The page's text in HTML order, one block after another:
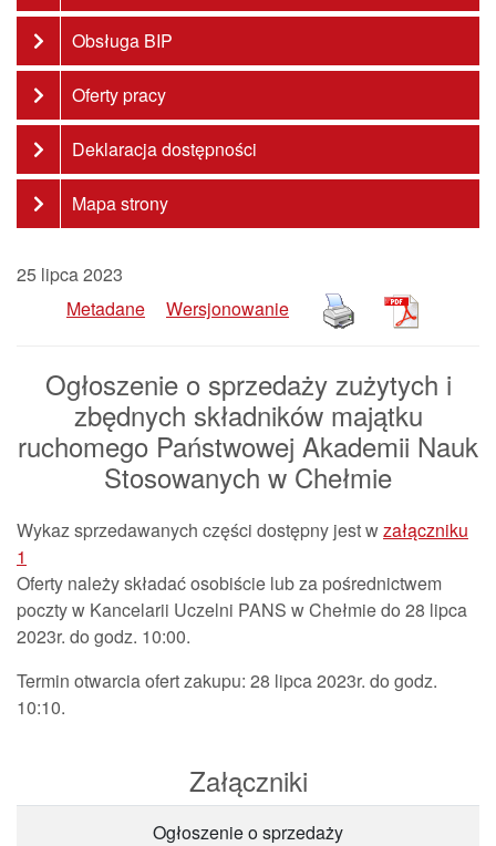
Obsługa BIP
Oferty pracy
Deklaracja dostępności
Mapa strony
25 lipca 2023
Metadane
Wersjonowanie
Ogłoszenie o sprzedaży zużytych i
zbędnych składników majątku
ruchomego Państwowej Akademii Nauk
Stosowanych w Chełmie
Wykaz sprzedawanych części dostępny jest wzałączniku
1
Oferty należy składać osobiście lub za pośrednictwem
poczty w Kancelarii Uczelni PANS w Chełmie do 28 lipca
2023r. do godz. 10:00.
Termin otwarcia ofert zakupu: 28 lipca 2023r. do godz.
10:10.
Załączniki
Ogłoszenie o sprzedaży